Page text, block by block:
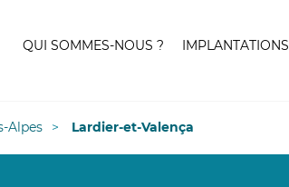
QUI SOMMES-NOUS ? IMPLANTATIONS
Alpes Lardier-et-Valença